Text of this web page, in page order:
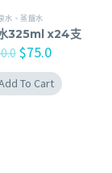
水、蒸餾水
325ml x24支
$75.0
To Cart